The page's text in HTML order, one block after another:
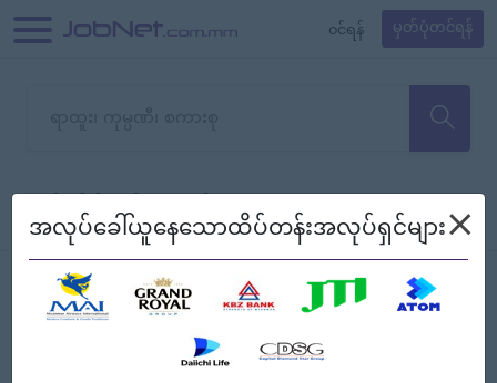
၀င်ရန် မှတ်ပုံတင်ရန်
သော အလုပ်မရှိသေးပါ။
စစ်ရန် စဉ်၍ကြည့်မည်
အလုပ်ခေါ်ယူနေသောထိပ်တန်းအလုပ်ရှင်များ×